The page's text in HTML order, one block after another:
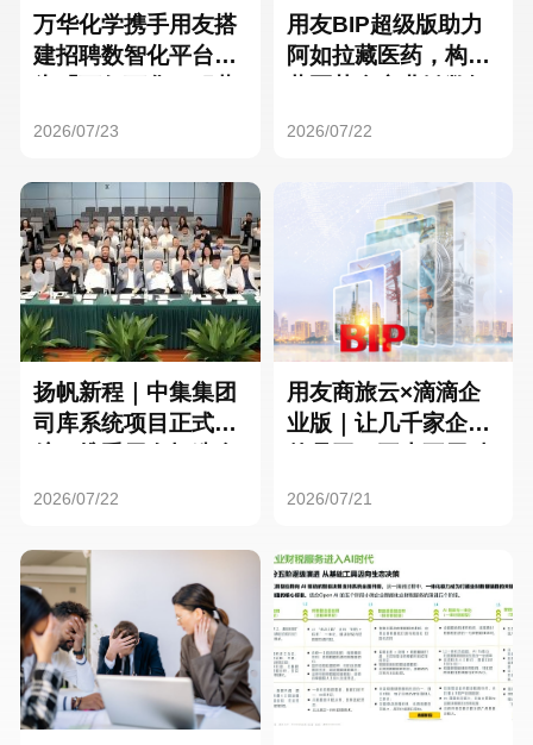
万华化学携手用友搭
建招聘数智化平台，
2026/07/23
用友BIP超级版助力
阿如拉藏医药，构建
2026/07/22
扬帆新程｜中集集团
司库系统项目正式启
2026/07/22
用友商旅云×滴滴企
业版｜让几千家企业
2026/07/21